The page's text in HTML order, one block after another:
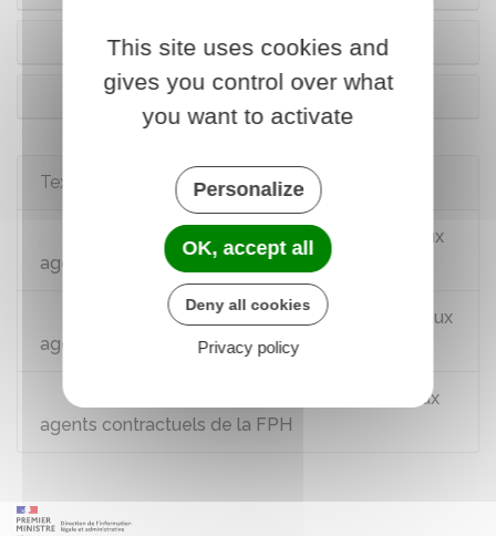
Convenances personnelles
Créer ou reprendre une entreprise
Textes de référence
Décret n°86-83 du 17 janvier 1986 relatif aux
agents contractuels de la FPE
Décret n°88-145 du 15 février 1988 relatif aux
agents non titulaires de la FPT
Décret n°91-155 du 6 février 1991 relatif aux
agents contractuels de la FPH
This site uses cookies and
gives you control over what
you want to activate
Personalize
OK, accept all
Deny all cookies
Privacy policy